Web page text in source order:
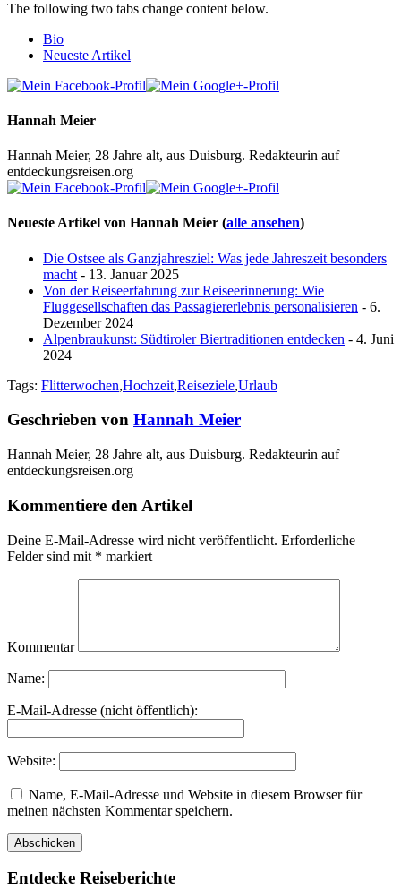
The following two tabs change content below.
Bio
Neueste Artikel
Hannah Meier
Hannah Meier, 28 Jahre alt, aus Duisburg. Redakteurin auf
entdeckungsreisen.org
Neueste Artikel von Hannah Meier (alle ansehen)
Die Ostsee als Ganzjahresziel: Was jede Jahreszeit besonders
macht - 13. Januar 2025
Von der Reiseerfahrung zur Reiseerinnerung: Wie
Fluggesellschaften das Passagiererlebnis personalisieren - 6.
Dezember 2024
Alpenbraukunst: Südtiroler Biertraditionen entdecken - 4. Juni
2024
Tags: Flitterwochen,Hochzeit,Reiseziele,Urlaub
Geschrieben von Hannah Meier
Hannah Meier, 28 Jahre alt, aus Duisburg. Redakteurin auf
entdeckungsreisen.org
Kommentiere den Artikel
Deine E-Mail-Adresse wird nicht veröffentlicht. Erforderliche
Felder sind mit * markiert
Kommentar
Name:
E-Mail-Adresse (nicht öffentlich):
Website:
Name, E-Mail-Adresse und Website in diesem Browser für
meinen nächsten Kommentar speichern.
Entdecke Reiseberichte